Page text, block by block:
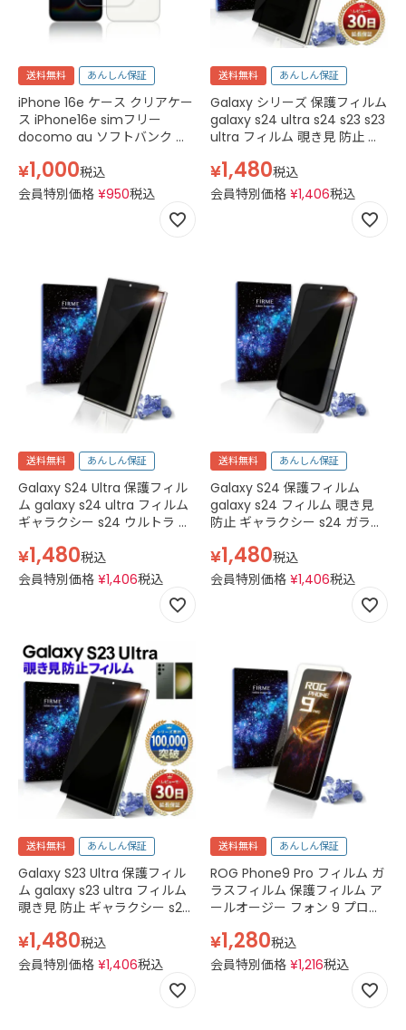
送料無料 あんしん保証
iPhone 16e ケース クリアケー
ス iPhone16e simフリー
docomo au ソフトバンク 楽
ース 透明
¥1,000税込
会員特別価格 ¥950税込
送料無料 あんしん保証
Galaxy シリーズ 保護フィルム
galaxy s24 ultra s24 s23 s23
ultra フィルム 覗き見 防止 ギ
ム 2.5D 強化ガラス ドコモ au
楽天モバイル 黒
¥1,480税込
会員特別価格 ¥1,406税込
送料無料 あんしん保証
Galaxy S24 Ultra 保護フィル
ム galaxy s24 ultra フィルム
ギャラクシー s24 ウルトラ ガ
ドコモ au 楽天モバイル SC-
52E docomo SCG26 au SM-
S9280 SIMフリー プライバシ
¥1,480税込
会員特別価格 ¥1,406税込
送料無料 あんしん保証
Galaxy S24 保護フィルム
galaxy s24 フィルム 覗き見
防止 ギャラクシー s24 ガラス
モ au 楽天モバイル SC-51E
docomo SCG25 au SM-
S921Q SM-S9210 SIMフリー
¥1,480税込
会員特別価格 ¥1,406税込
送料無料 あんしん保証
Galaxy S23 Ultra 保護フィル
ム galaxy s23 ultra フィルム
覗き見 防止 ギャラクシー s23
強化ガラス ドコモ au 楽天モ
バイル docomo sc-52d au
scg20 simフリー 硬度 9H 黒
¥1,480税込
会員特別価格 ¥1,406税込
送料無料 あんしん保証
ROG Phone9 Pro フィルム ガ
ラスフィルム 保護フィルム ア
ールオージー フォン 9 プロ
強化ガラス 透明 クリア
¥1,280税込
会員特別価格 ¥1,216税込